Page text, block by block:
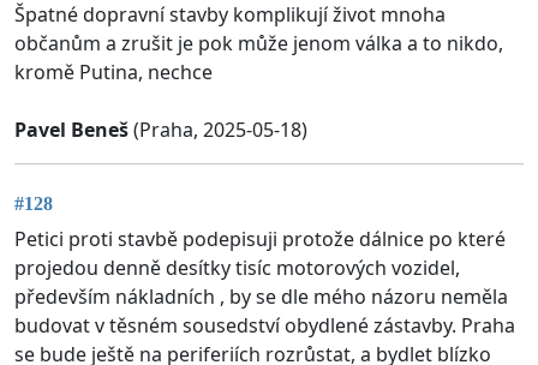
Špatné dopravní stavby komplikují život mnoha
občanům a zrušit je pok může jenom válka a to nikdo,
kromě Putina, nechce
Pavel Beneš(Praha, 2025-05-18)
#128
Petici proti stavbě podepisuji protože dálnice po které
projedou denně desítky tisíc motorových vozidel,
především nákladních , by se dle mého názoru neměla
budovat v těsném sousedství obydlené zástavby. Praha
se bude ještě na periferiích rozrůstat, a bydlet blízko